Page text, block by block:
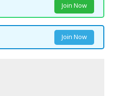
Join Now
Join Now